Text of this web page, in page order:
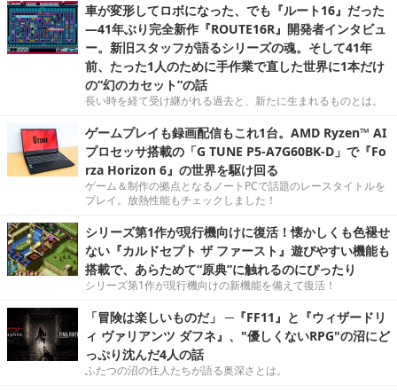
車が変形してロボになった、でも『ルート16』だった
―41年ぶり完全新作『ROUTE16R』開発者インタビュ
ー。新旧スタッフが語るシリーズの魂。そして41年
前、たった1人のために手作業で直した世界に1本だけ
の“幻のカセット”の話
長い時を経て受け継がれる過去と、新たに生まれるものとは。
ゲームプレイも録画配信もこれ1台。AMD Ryzen™ AI
プロセッサ搭載の「G TUNE P5-A7G60BK-D」で『Fo
rza Horizon 6』の世界を駆け回る
ゲーム＆制作の拠点となるノートPCで話題のレースタイトルを
プレイ。放熱性能もチェックしました！
シリーズ第1作が現行機向けに復活！懐かしくも色褪せ
ない『カルドセプト ザ ファースト』遊びやすい機能も
搭載で、あらためて“原典”に触れるのにぴったり
シリーズ第1作が現行機向けの新機能を備えて復活！
「冒険は楽しいものだ」 ─『FF11』と『ウィザードリ
ィ ヴァリアンツ ダフネ』、"優しくないRPG"の沼にど
っぷり沈んだ4人の話
ふたつの沼の住人たちが語る奥深さとは。